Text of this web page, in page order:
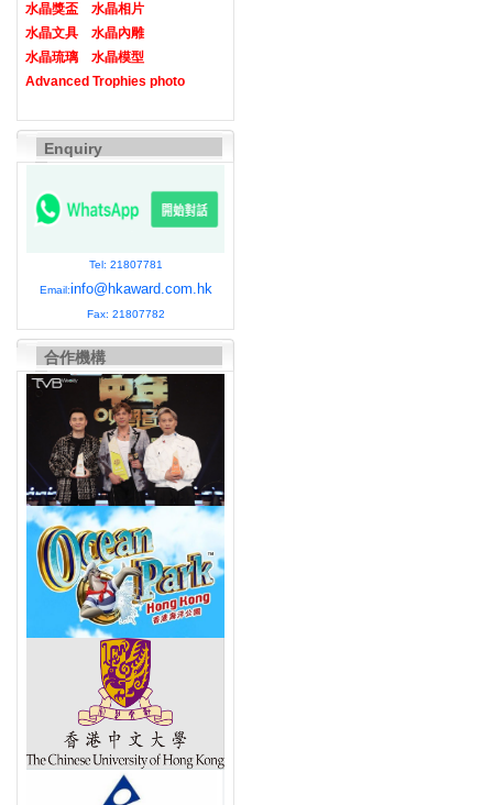
水晶獎盃
水晶相片
水晶文具
水晶內雕
水晶琉璃
水晶模型
Advanced Trophies photo
Enquiry
Tel: 21807781
Email:info@hkaward.com.hk
Fax: 21807782
合作機構